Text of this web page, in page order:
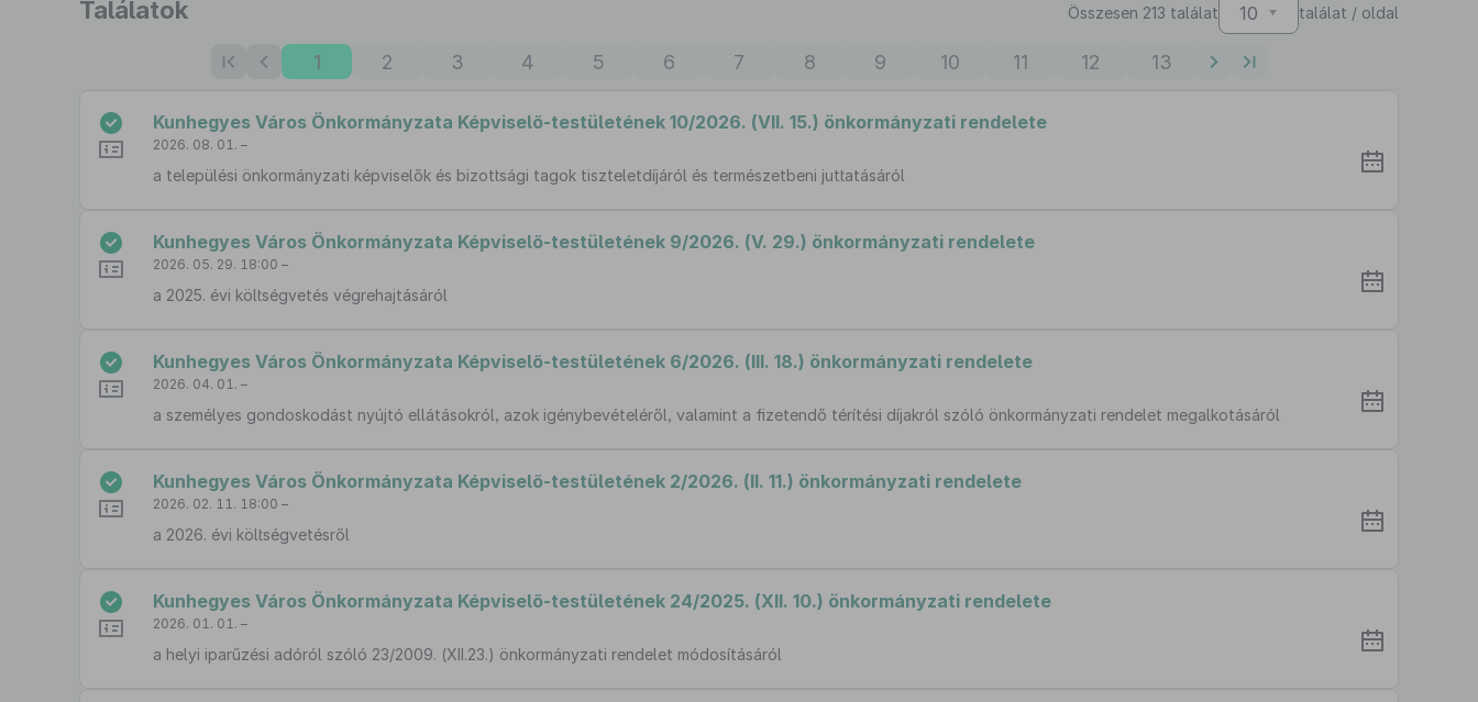
Találatok
listához
Összesen 213 találat 10 találat / oldal
1 2 3 4 5 6 7 8 9 10 11 12 13
Kunhegyes Város Önkormányzata Képviselő-testületének 10/2026. (VII. 15.) önkormányzati rendelete
2026. 08. 01. –
a települési önkormányzati képviselők és bizottsági tagok tiszteletdíjáról és természetbeni juttatásáról
Kunhegyes Város Önkormányzata Képviselő-testületének 9/2026. (V. 29.) önkormányzati rendelete
2026. 05. 29. 18:00 –
a 2025. évi költségvetés végrehajtásáról
Kunhegyes Város Önkormányzata Képviselő-testületének 6/2026. (III. 18.) önkormányzati rendelete
2026. 04. 01. –
a személyes gondoskodást nyújtó ellátásokról, azok igénybevételéről, valamint a fizetendő térítési díjakról szóló önkormányzati rendelet megalkotásáról
Kunhegyes Város Önkormányzata Képviselő-testületének 2/2026. (II. 11.) önkormányzati rendelete
2026. 02. 11. 18:00 –
a 2026. évi költségvetésről
Kunhegyes Város Önkormányzata Képviselő-testületének 24/2025. (XII. 10.) önkormányzati rendelete
2026. 01. 01. –
a helyi iparűzési adóról szóló 23/2009. (XII.23.) önkormányzati rendelet módosításáról